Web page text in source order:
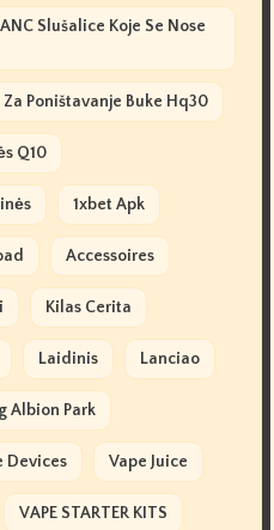
Slušalice Koje Se Nose
Poništavanje Buke Hq30
Q10
1xbet Apk
Accessoires
Kilas Cerita
Laidinis Lanciao
Albion Park
Devices Vape Juice
VAPE STARTER KITS